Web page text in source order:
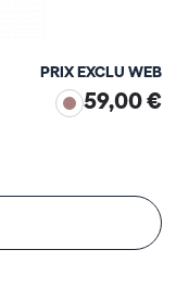
PRIX EXCLU WEB
59,00 €